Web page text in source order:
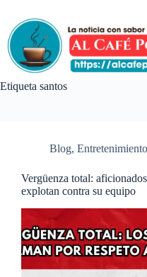
contenido
Etiqueta santos
Blog, Entretenimiento
Vergüenza total:
explotan contra su equipo